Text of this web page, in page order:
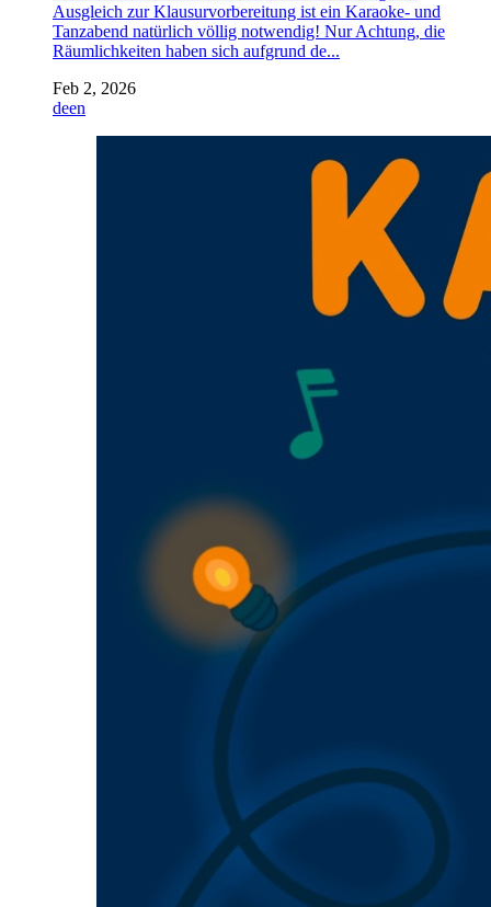
Ausgleich zur Klausurvorbereitung ist ein Karaoke- und
Tanzabend natürlich völlig notwendig! Nur Achtung, die
Räumlichkeiten haben sich aufgrund de...
Feb 2, 2026
deen